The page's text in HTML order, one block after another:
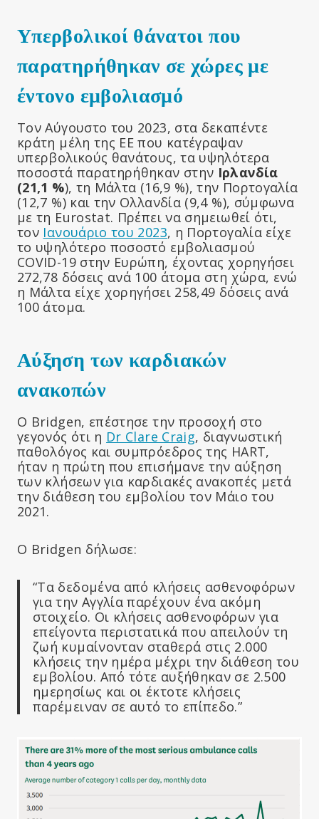
Υπερβολικοί θάνατοι που
παρατηρήθηκαν σε χώρες με
έντονο εμβολιασμό
Τον Αύγουστο του 2023, στα δεκαπέντε
κράτη μέλη της ΕΕ που κατέγραψαν
υπερβολικούς θανάτους, τα υψηλότερα
ποσοστά παρατηρήθηκαν στην Ιρλανδία
(21,1 %), τη Μάλτα (16,9 %), την Πορτογαλία
(12,7 %) και την Ολλανδία (9,4 %), σύμφωνα
με τη Eurostat. Πρέπει να σημειωθεί ότι,
τον Ιανουάριο του 2023, η Πορτογαλία είχε
το υψηλότερο ποσοστό εμβολιασμού
COVID-19 στην Ευρώπη, έχοντας χορηγήσει
272,78 δόσεις ανά 100 άτομα στη χώρα, ενώ
η Μάλτα είχε χορηγήσει 258,49 δόσεις ανά
100 άτομα.
Αύξηση των καρδιακών
ανακοπών
Ο Bridgen, επέστησε την προσοχή στο
γεγονός ότι η Dr Clare Craig, διαγνωστική
παθολόγος και συμπρόεδρος της HART,
ήταν η πρώτη που επισήμανε την αύξηση
των κλήσεων για καρδιακές ανακοπές μετά
την διάθεση του εμβολίου τον Μάιο του
2021.
Ο Bridgen δήλωσε:
“Τα δεδομένα από κλήσεις ασθενοφόρων
για την Αγγλία παρέχουν ένα ακόμη
στοιχείο. Οι κλήσεις ασθενοφόρων για
επείγοντα περιστατικά που απειλούν τη
ζωή κυμαίνονταν σταθερά στις 2.000
κλήσεις την ημέρα μέχρι την διάθεση του
εμβολίου. Από τότε αυξήθηκαν σε 2.500
ημερησίως και οι έκτοτε κλήσεις
παρέμειναν σε αυτό το επίπεδο.”